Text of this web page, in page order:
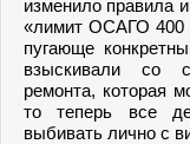
изменило правила
«лимит ОСАГО 400
пугающе
взыскивали со
ремонта, которая
то теперь все
выбивать лично с